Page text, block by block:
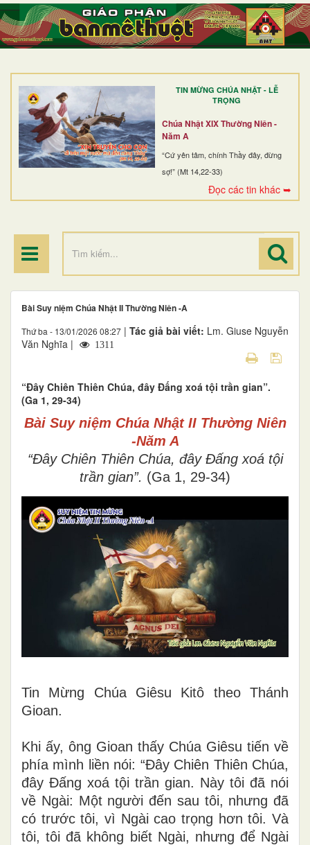
TIN MỪNG CHÚA NHẬT - LỄ
TRỌNG
Chúa Nhật XIX Thường Niên -
Năm A
“Cứ yên tâm, chính Thầy đây, đừng
sợ!” (Mt 14,22-33)
Đọc các tin khác ➥
TRANG NHẤT
GIỚI THIỆU
DÒNG TU
BAN MỤC VỤ
ĐOÀN THỂ CG
ĐIỂM HÀNH HƯƠNG
Bài Suy niệm Chúa Nhật II Thường Niên -A
Thứ ba - 13/01/2026 08:27 | Tác giả bài viết: Lm. Giuse Nguyễn
Văn Nghĩa |
1311
“Ðây Chiên Thiên Chúa, đây Ðấng xoá tội trần gian”.
(Ga 1, 29-34)
Bài Suy niệm Chúa Nhật II Thường Niên
-Năm A
“Ðây Chiên Thiên Chúa, đây Ðấng xoá tội
trần gian”. (Ga 1, 29-34)
Tin Mừng Chúa Giêsu Kitô theo Thánh
Gioan.
Khi ấy, ông Gioan thấy Chúa Giêsu tiến về
phía mình liền nói: “Ðây Chiên Thiên Chúa,
đây Ðấng xoá tội trần gian. Này tôi đã nói
về Ngài: Một người đến sau tôi, nhưng đã
có trước tôi, vì Ngài cao trọng hơn tôi. Và
tôi, tôi đã không biết Ngài, nhưng để Ngài